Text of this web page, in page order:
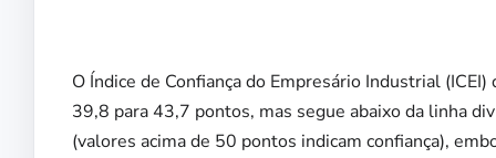
O Índice de Confiança do Empresário Industrial
39,8 para 43,7 pontos, mas segue abaixo da linha
(valores acima de 50 pontos indicam confiança),